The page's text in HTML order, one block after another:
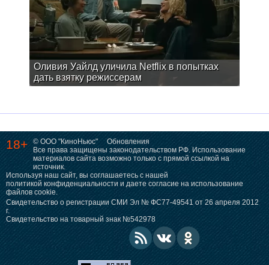
Оливия Уайлд уличила Netflix в попытках
дать взятку режиссерам
18+ © ООО "КиноНьюс"
Обновления
Все права защищены законодательством РФ. Использование
материалов сайта возможно только с прямой ссылкой на
источник.
Используя наш сайт, вы соглашаетесь с нашей
политикой конфиденциальностии даете согласие на использование
файлов cookie.
Свидетельство о регистрации СМИ Эл № ФС77-49541 от 26 апреля 2012
г.
Свидетельство на товарный знак №542978